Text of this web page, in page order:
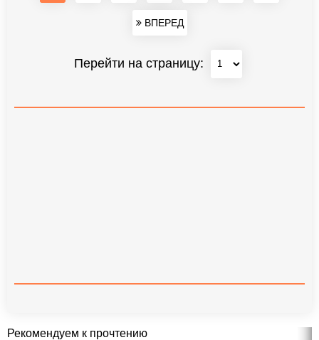
ВПЕРЕД
Перейти на страницу:
Рекомендуем к прочтению